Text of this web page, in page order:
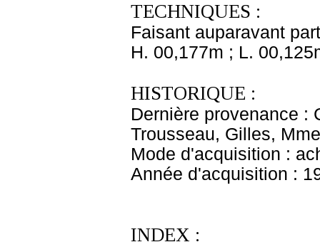
TECHNIQUES :
Faisant auparavant
H. 00,177m ; L.
HISTORIQUE :
Dernière provenance :
Trousseau, Gilles,
Mode d'acquisition :
Année d'acquisition :
INDEX :